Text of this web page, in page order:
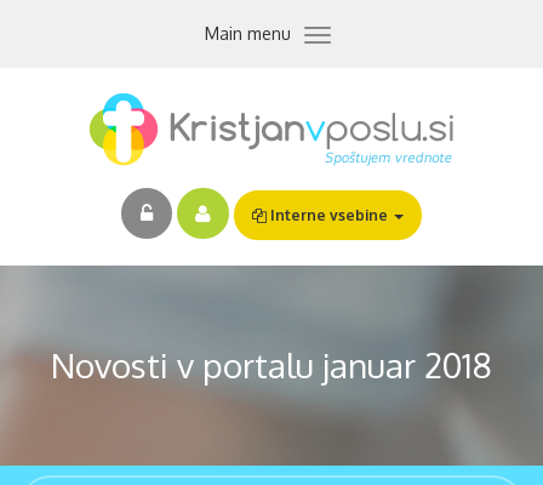
to
Toggle
Main menu
Interne vsebine
Novosti v portalu januar 2018